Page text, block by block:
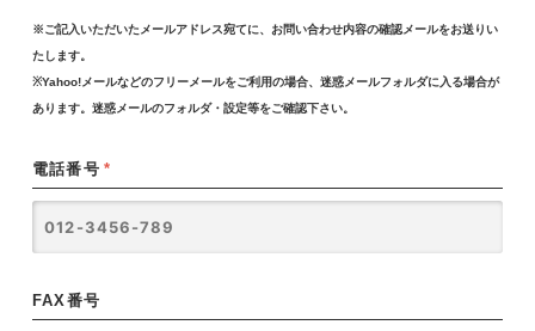
※ご記入いただいたメールアドレス宛てに、お問い合わせ内容の確認メールをお送りい
たします。
※Yahoo!メールなどのフリーメールをご利用の場合、迷惑メールフォルダに入る場合が
あります。迷惑メールのフォルダ・設定等をご確認下さい。
電話番号 *
FAX番号